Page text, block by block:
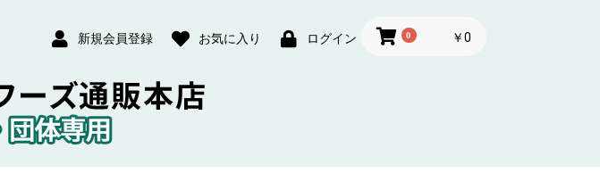
新規会員登録 お気に入り ログイン 0 ￥0